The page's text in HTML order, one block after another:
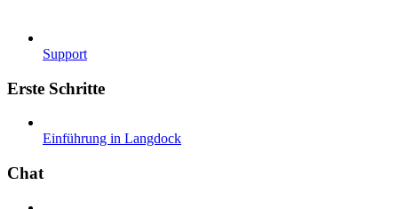
Support
Erste Schritte
Einführung in Langdock
Chat